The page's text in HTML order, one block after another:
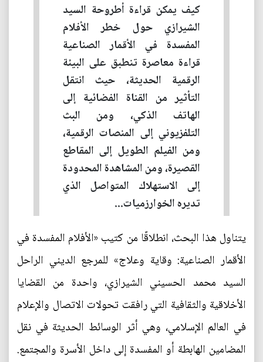
كيف يمكن قراءة أطروحة السيد
الشيرازي حول خطر الأفلام
المفسدة في الأقمار الصناعية
قراءة معاصرة تنطبق على البيئة
الرقمية الحديثة، حيث انتقل
التأثير من القناة الفضائية إلى
الهاتف الذكي، ومن البث
التلفزيوني إلى المنصات الرقمية،
ومن الفيلم الطويل إلى المقاطع
القصيرة، ومن المشاهدة المحدودة
إلى الاستهلاك المتواصل الذي
تديره الخوارزميات...
يتناول هذا البحث، انطلاقًا من كتيب «الأفلام المفسدة في
الأقمار الصناعية: وقاية وعلاج» للمرجع الديني الراحل
السيد محمد الحسيني الشيرازي، واحدة من القضايا
الأخلاقية والثقافية التي رافقت تحولات الاتصال والإعلام
في العالم الإسلامي، وهي أثر الوسائط الحديثة في نقل
المضامين الهابطة أو المفسدة إلى داخل الأسرة والمجتمع.